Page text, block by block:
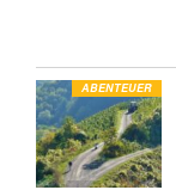
ABENTEUER